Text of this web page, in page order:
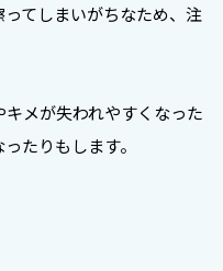
てしまいがちなため、注
メが失われやすくなった
たりもします。